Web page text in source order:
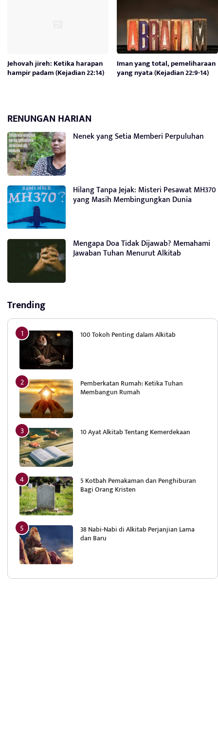
Jehovah jireh: Ketika harapan
hampir padam (Kejadian 22:14)
Iman yang total, pemeliharaan
yang nyata (Kejadian 22:9-14)
RENUNGAN HARIAN
Nenek yang Setia Memberi Perpuluhan
Hilang Tanpa Jejak: Misteri Pesawat MH370
yang Masih Membingungkan Dunia
Mengapa Doa Tidak Dijawab? Memahami
Jawaban Tuhan Menurut Alkitab
Trending
100 Tokoh Penting dalam Alkitab
Pemberkatan Rumah: Ketika Tuhan
Membangun Rumah
10 Ayat Alkitab Tentang Kemerdekaan
5 Kotbah Pemakaman dan Penghiburan
Bagi Orang Kristen
38 Nabi-Nabi di Alkitab Perjanjian Lama
dan Baru